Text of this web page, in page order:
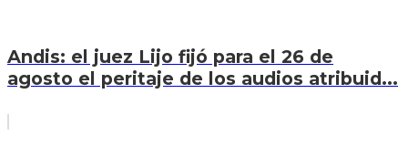
Andis: el juez Lijo fijó para el 26 de
agosto el peritaje de los audios atribuid...